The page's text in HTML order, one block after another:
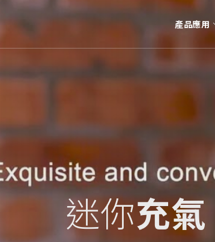
產品應用
生活美食
CO2氣瓶回收充填
UBAR
奶油瓶
蘇打瓶
CO2鋼瓶
N2O鋼瓶
N2鋼瓶
配件
高質
特殊
公司沿革
迷你充氣